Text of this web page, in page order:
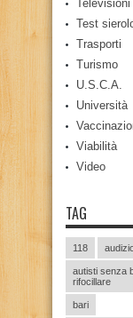
Televisioni
Test
Trasporti
Turismo
U.S.C.A.
Università
Viabilità
Video
TAG
118
autisti senza
rifocillare
bari